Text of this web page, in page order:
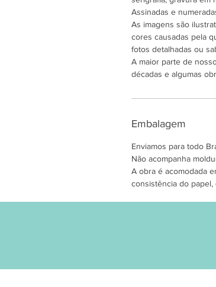
Assinadas e
As imagens são
cores causadas pela
fotos detalhadas ou
A maior parte de
décadas e algumas
Embalagem
Enviamos para todo
Não acompanha
A obra é acomodada
consistência do